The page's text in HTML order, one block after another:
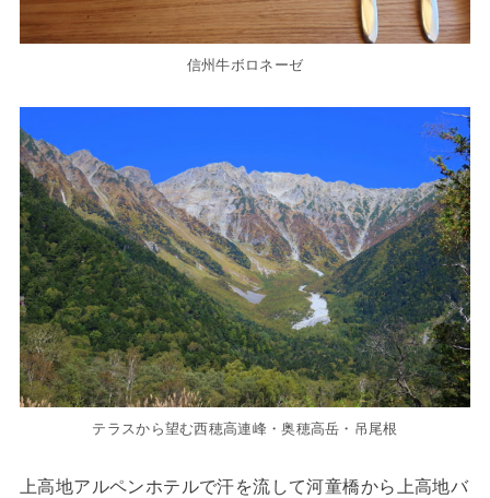
信州牛ボロネーゼ
テラスから望む西穂高連峰・奥穂高岳・吊尾根
上高地アルペンホテルで汗を流して河童橋から上高地バ